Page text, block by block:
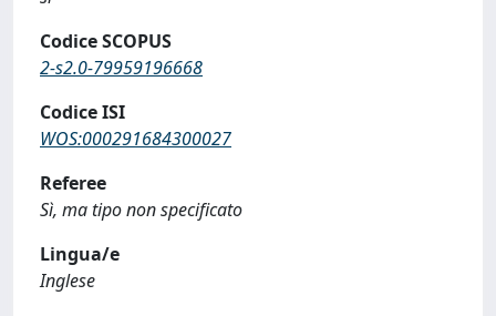
Codice SCOPUS
2-s2.0-79959196668
Codice ISI
WOS:000291684300027
Referee
Sì, ma tipo non specificato
Lingua/e
Inglese